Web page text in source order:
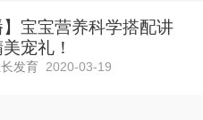
】宝宝营养科学搭配讲
宠礼！
发育 2020-03-19